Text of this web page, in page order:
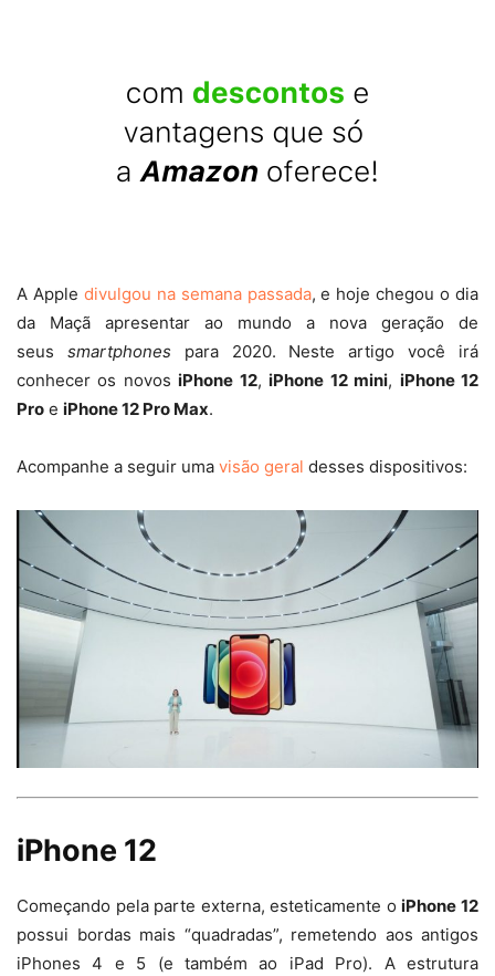
A Apple divulgou na semana passada, e hoje chegou o dia
da Maçã apresentar ao mundo a nova geração de
seus smartphones para 2020. Neste artigo você irá
conhecer os novosiPhone 12,iPhone 12 mini, iPhone 12
Pro e iPhone 12 Pro Max.
Acompanhe a seguir uma visão geral desses dispositivos:
iPhone 12
Começando pela parte externa, esteticamente oiPhone 12
possui bordas mais “quadradas”, remetendo aos antigos
iPhones 4 e 5 (e também ao iPad Pro). A estrutura